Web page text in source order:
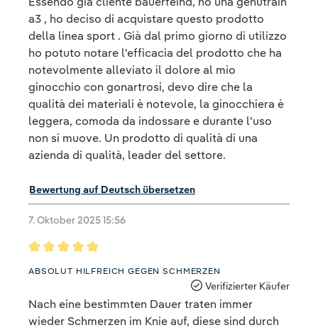
a3 , ho deciso di acquistare questo prodotto
della linea sport . Già dal primo giorno di utilizzo
ho potuto notare l'efficacia del prodotto che ha
notevolmente alleviato il dolore al mio
ginocchio con gonartrosi, devo dire che la
qualità dei materiali è notevole, la ginocchiera è
leggera, comoda da indossare e durante l'uso
non si muove. Un prodotto di qualità di una
azienda di qualità, leader del settore.
Bewertung auf Deutsch übersetzen
7. Oktober 2025 15:56
Bewertung mit 5 von 5 Sternen
ABSOLUT HILFREICH GEGEN SCHMERZEN
Verifizierter Käufer
Nach eine bestimmten Dauer traten immer
wieder Schmerzen im Knie auf, diese sind durch